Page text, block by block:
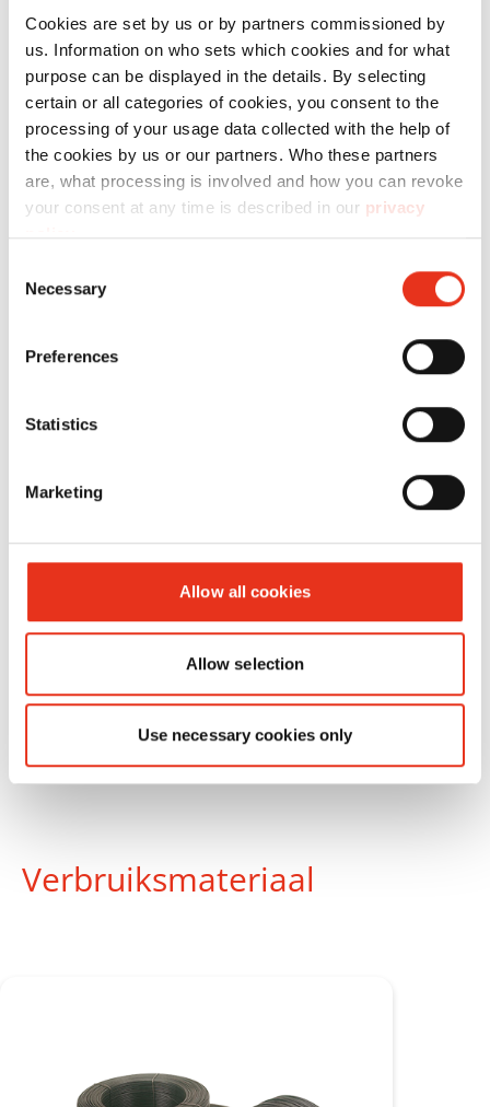
Cookies are set by us or by partners commissioned by
us. Information on who sets which cookies and for what
purpose can be displayed in the details. By selecting
certain or all categories of cookies, you consent to the
processing of your usage data collected with the help of
the cookies by us or our partners. Who these partners
are, what processing is involved and how you can revoke
your consent at any time is described in our privacy
policy.
Selection
Necessary
Preferences
Statistics
Marketing
Allow all cookies
Allow selection
Use necessary cookies only
HSM VK
6215
6443000 620 kN
7215
Verbruiksmateriaal